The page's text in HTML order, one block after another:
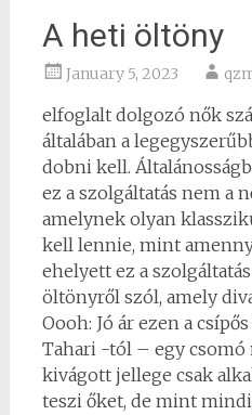
A heti öltöny
January 5, 2023
elfoglalt dolgozó nők
általában a
dobni kell.
ez a szolgáltatás nem a
amelynek olyan
kell lennie, mint
ehelyett ez a
öltönyről szól, amely
Oooh: Jó ár ezen a
Tahari -tól – egy csomó
kivágott jellege csak
teszi őket, de mint